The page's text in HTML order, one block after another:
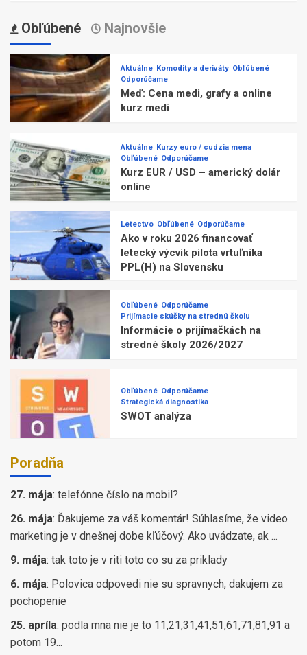
Obľúbené Najnovšie
Aktuálne Komodity a deriváty Obľúbené
Odporúčame
Meď: Cena medi, grafy a online
kurz medi
Aktuálne Kurzy euro / cudzia mena
Obľúbené Odporúčame
Kurz EUR / USD – americký dolár
online
Letectvo Obľúbené Odporúčame
Ako v roku 2026 financovať
letecký výcvik pilota vrtuľníka
PPL(H) na Slovensku
Obľúbené Odporúčame
Prijímacie skúšky na strednú školu
Informácie o prijímačkách na
stredné školy 2026/2027
Obľúbené Odporúčame
Strategická diagnostika
SWOT analýza
Poradňa
27. mája: telefónne číslo na mobil?
26. mája: Ďakujeme za váš komentár! Súhlasíme, že video
marketing je v dnešnej dobe kľúčový. Ako uvádzate, ak ...
9. mája: tak toto je v riti toto co su za priklady
6. mája: Polovica odpovedi nie su spravnych, dakujem za
pochopenie
25. apríla: podla mna nie je to 11,21,31,41,51,61,71,81,91 a
potom 19...